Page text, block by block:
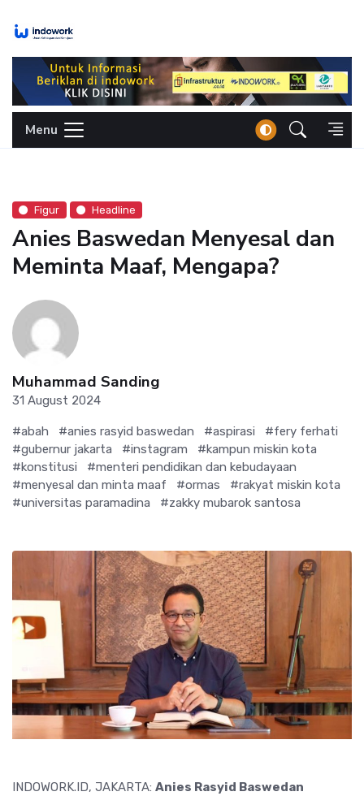
Menu
Figur Headline
Anies Baswedan Menyesal dan
Meminta Maaf, Mengapa?
Muhammad Sanding
31 August 2024
#abah #anies rasyid baswedan #aspirasi
#fery ferhati
#gubernur jakarta
#instagram
#kampun miskin kota
#konstitusi
#menteri pendidikan dan kebudayaan
#menyesal dan minta maaf
#ormas
#rakyat miskin kota
#universitas paramadina
#zakky mubarok santosa
INDOWORK.ID, JAKARTA: Anies Rasyid Baswedan